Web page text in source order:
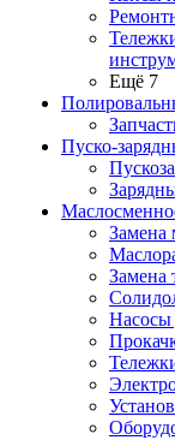
Ещё 7
Пуско-
Замена
Замена
Насосы